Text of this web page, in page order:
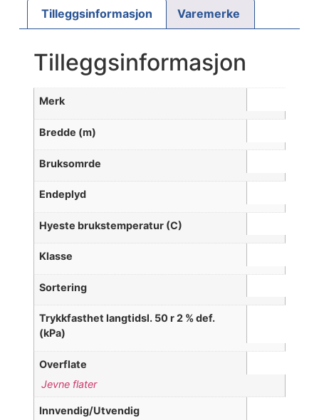
Tilleggsinformasjon Varemerke
Tilleggsinformasjon
Merk
Bredde (m)
Bruksomrde
Endeplyd
Hyeste brukstemperatur (C)
Klasse
Sortering
Trykkfasthet langtidsl. 50 r 2 % def.
(kPa)
Overflate
Jevne flater
Innvendig/Utvendig